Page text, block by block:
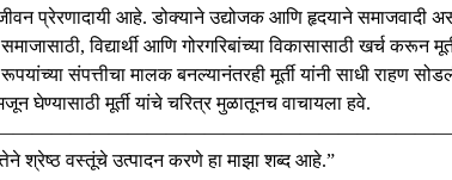
प्रेरणादायी आहे. डोक्याने उद्योजक आणि हृदयाने समाजवादी
विद्यार्थी आणि गोरगरिबांच्या विकासासाठी खर्च करून
संपत्तीचा मालक बनल्यानंतरही मूर्ती यांनी साधी राहण
घेण्यासाठी मूर्ती यांचे चरित्र मुळातूनच वाचायला हवे.
श्रेष्ठ वस्तूंचे उत्पादन करणे हा माझा शब्द आहे.”